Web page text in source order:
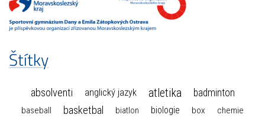
Štítky
absolventi anglický jazyk atletika badminton
baseball basketbal biatlon biologie box chemie